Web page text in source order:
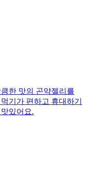
한 맛의 곤약젤리를
기가 편하고 휴대하기
있어요.